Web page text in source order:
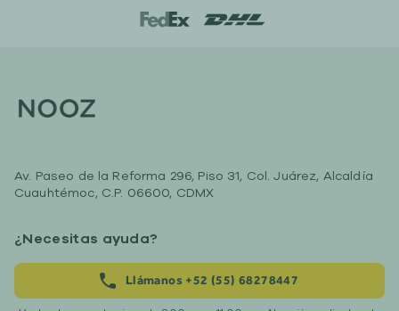
Av. Paseo de la Reforma 296, Piso 31, Col. Juárez, Alcaldía
Cuauhtémoc, C.P. 06600, CDMX
¿Necesitas ayuda?
Llámanos +52 (55) 68278447